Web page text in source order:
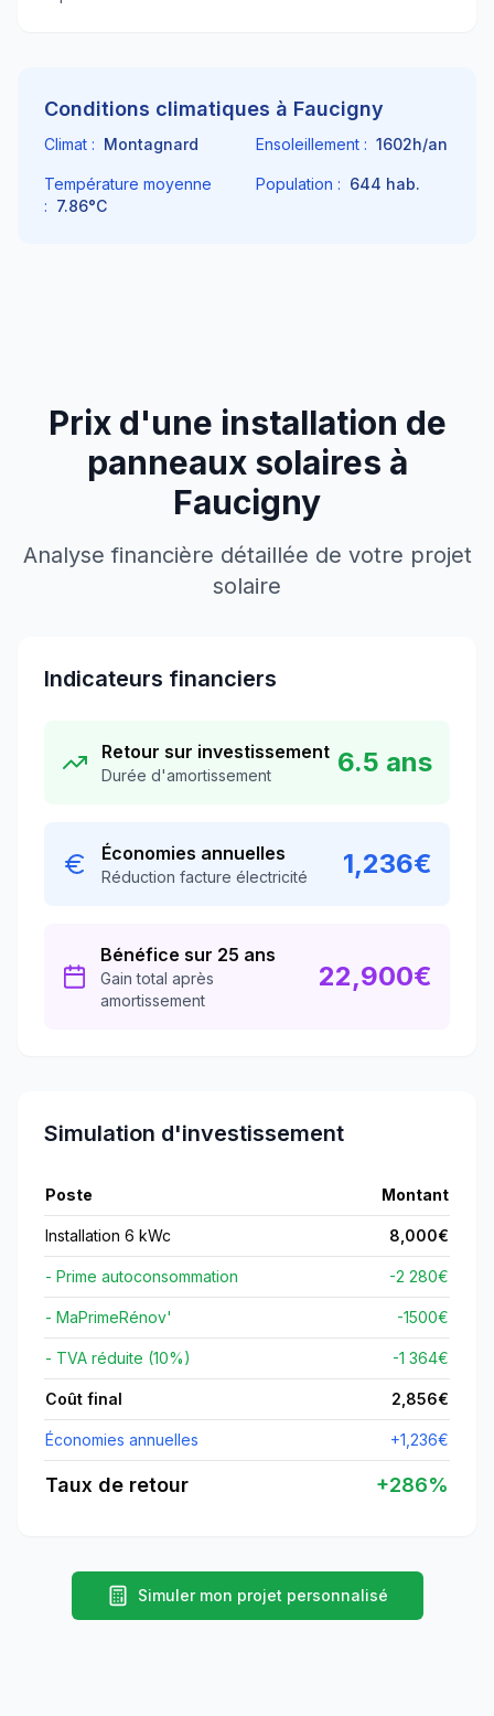
Conditions climatiques à Faucigny
Climat : Montagnard Ensoleillement : 1602h/an
Température moyenne
: 7.86°C
Population : 644 hab.
Prix d'une installation de
panneaux solaires à
Faucigny
Analyse financière détaillée de votre projet
solaire
Indicateurs financiers
Retour sur investissement
Durée d'amortissement 6.5 ans
Économies annuelles
Réduction facture électricité 1,236€
Bénéfice sur 25 ans
Gain total après
amortissement
22,900€
Simulation d'investissement
Poste Montant
Installation 6 kWc 8,000€
- Prime autoconsommation -2 280€
- MaPrimeRénov' -1500€
- TVA réduite (10%) -1 364€
Coût final 2,856€
Économies annuelles +1,236€
Taux de retour +286%
Simuler mon projet personnalisé